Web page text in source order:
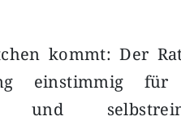
kommt: Der
einstimmig
und